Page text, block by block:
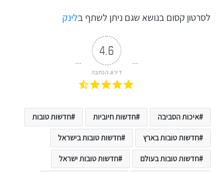
לסרטון קסום בנושא שגם ניתן לשתף בלינק
4.6
דירוג הכתבה
איכות הסביבה חדשות חיוביות חדשות טובות
חדשות טובות בארץ חדשות טובות בישראל
חדשות טובות בעולם חדשות טובות ישראל